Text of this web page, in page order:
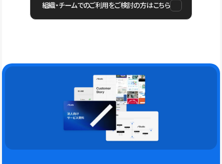
組織・チームでのご利用をご検討の方はこちら